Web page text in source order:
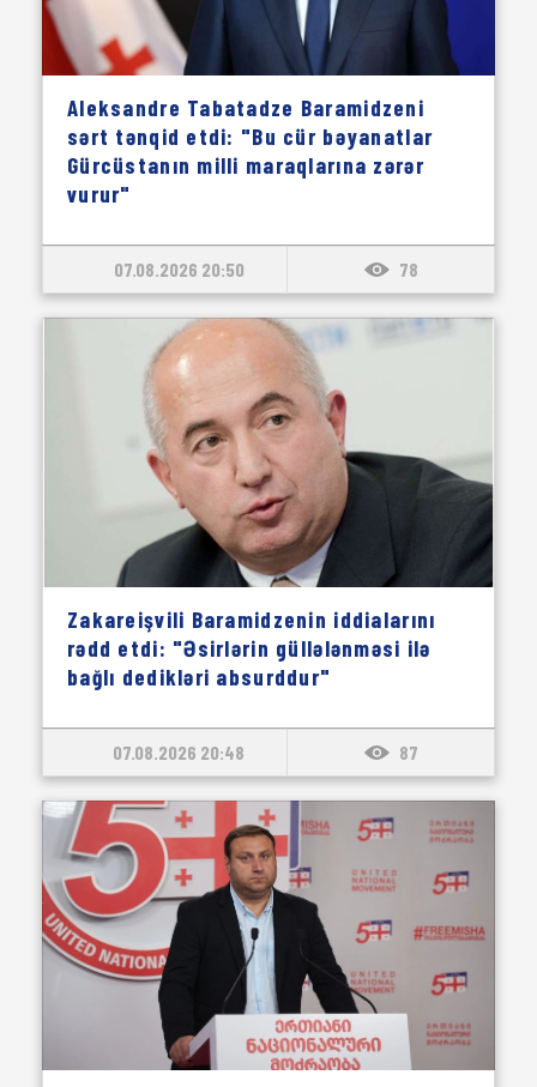
Aleksandre Tabatadze Baramidzeni
sərt tənqid etdi: "Bu cür bəyanatlar
Gürcüstanın milli maraqlarına zərər
vurur"
07.08.2026 20:50 78
Zakareişvili Baramidzenin iddialarını
rədd etdi: "Əsirlərin güllələnməsi ilə
bağlı dedikləri absurddur"
07.08.2026 20:48 87